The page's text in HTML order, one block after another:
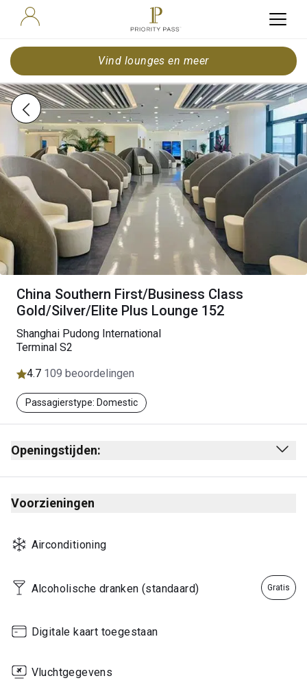
Vind lounges en meer
China Southern First/Business Class
Gold/Silver/Elite Plus Lounge 152
Shanghai Pudong International
Terminal S2
4.7 109 beoordelingen
Passagierstype: Domestic
Openingstijden:
Eerste vlucht van China Southern Airlines – laatste vlucht
van China Southern Airlines
Let op: Openingstijden kunnen variëren in
Southern Airlines.
Voorzieningen
Airconditioning
Alcoholische dranken (standaard) Gratis
Digitale kaart toegestaan
Vluchtgegevens